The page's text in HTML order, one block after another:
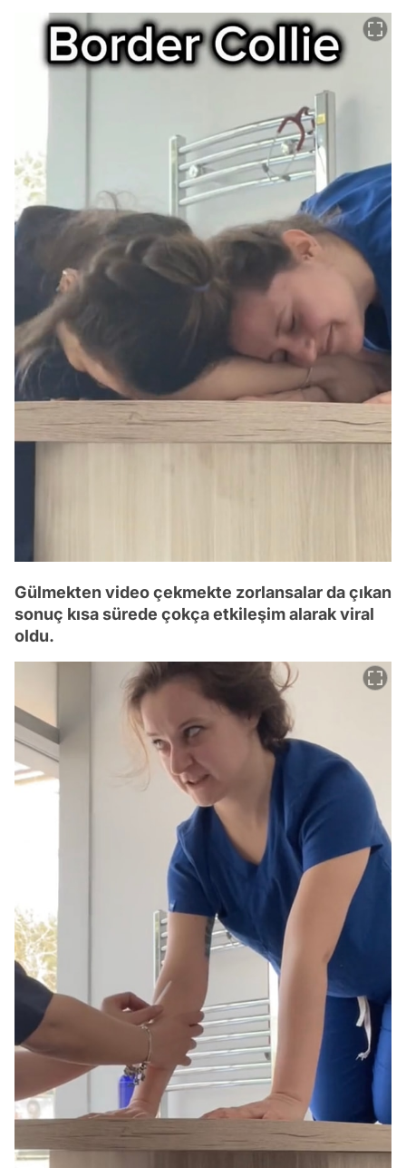
Gülmekten video çekmekte zorlansalar da çıkan
sonuç kısa sürede çokça etkileşim alarak viral
oldu.